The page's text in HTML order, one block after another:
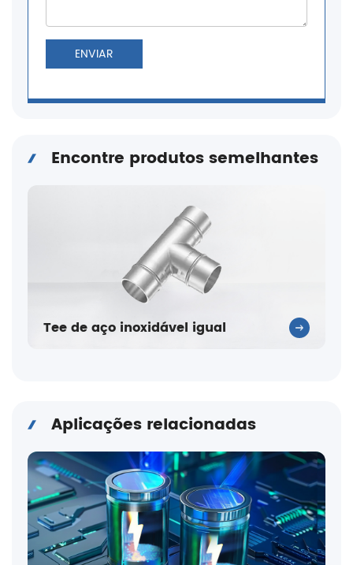
ENVIAR
Encontre produtos semelhantes
Tee de aço inoxidável igual
Aplicações relacionadas